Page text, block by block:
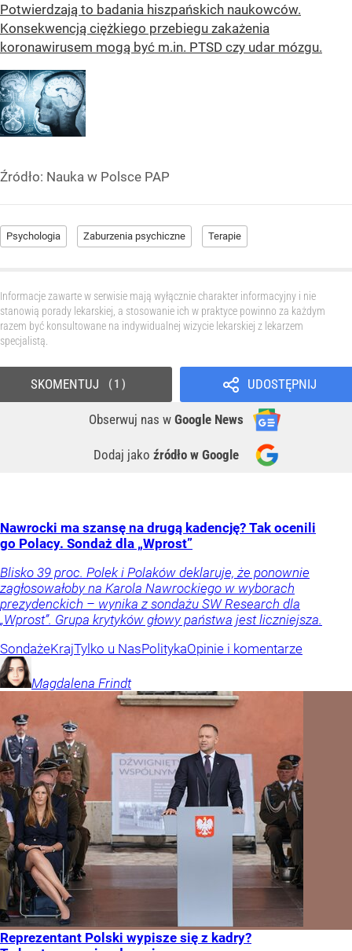
Potwierdzają to badania hiszpańskich naukowców.
Konsekwencją ciężkiego przebiegu zakażenia
koronawirusem mogą być m.in. PTSD czy udar mózgu.
Źródło: Nauka w Polsce PAP
Psychologia Zaburzenia psychiczne Terapie
Informacje zawarte w serwisie mają wyłącznie charakter informacyjny i nie
stanowią porady lekarskiej, a stosowanie ich w praktyce powinno za każdym
razem być konsultowane na indywidualnej wizycie lekarskiej z lekarzem
specjalistą.
UDOSTĘPNIJ
Obserwuj nas w Google News
Dodaj jako źródło w Google
SKOMENTUJ 1
Nawrocki ma szansę na drugą kadencję? Tak ocenili
go Polacy. Sondaż dla „Wprost”
Blisko 39 proc. Polek i Polaków deklaruje, że ponownie
zagłosowałoby na Karola Nawrockiego w wyborach
prezydenckich – wynika z sondażu SW Research dla
„Wprost”. Grupa krytyków głowy państwa jest liczniejsza.
SondażeKrajTylko u NasPolitykaOpinie i komentarze
Magdalena Frindt
Reprezentant Polski wypisze się z kadry?